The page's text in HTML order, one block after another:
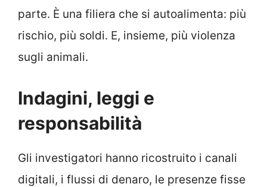
parte. È una filiera che si autoalimenta: più
rischio, più soldi. E, insieme, più violenza
sugli animali.
Indagini, leggi e
responsabilità
Gli investigatori hanno ricostruito i canali
digitali, i flussi di denaro, le presenze fisse